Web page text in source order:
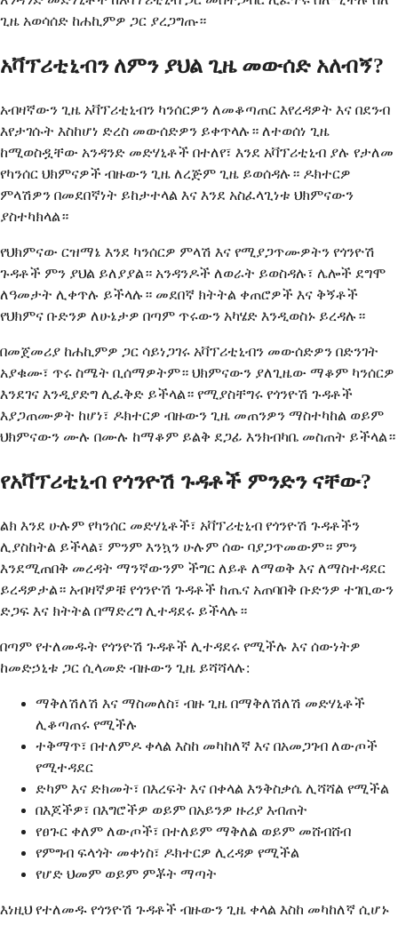
ጊዜ አወሳሰድ ከሐኪምዎ ጋር ያረጋግጡ።
አቫፕሪቲኒብን ለምን ያህል ጊዜ መውሰድ አለብኝ?
አብዛኛውን ጊዜ አቫፕሪቲኒብን ካንሰርዎን ለመቆጣጠር እየረዳዎት እና በደንብ
እየታገሱት እስከሆነ ድረስ መውሰድዎን ይቀጥላሉ። ለተወሰነ ጊዜ
ከሚወስዷቸው አንዳንድ መድሃኒቶች በተለየ፣ እንደ አቫፕሪቲኒብ ያሉ የታለመ
የካንሰር ህክምናዎች ብዙውን ጊዜ ለረጅም ጊዜ ይወሰዳሉ። ዶክተርዎ
ምላሽዎን በመደበኛነት ይከታተላል እና እንደ አስፈላጊነቱ ህክምናውን
ያስተካክላል።
የህክምናው ርዝማኔ እንደ ካንሰርዎ ምላሽ እና የሚያጋጥሙዎትን የጎንዮሽ
ጉዳቶች ምን ያህል ይለያያል። አንዳንዶች ለወራት ይወስዳሉ፣ ሌሎች ደግሞ
ለዓመታት ሊቀጥሉ ይችላሉ። መደበኛ ክትትል ቀጠሮዎች እና ቅኝቶች
የህክምና ቡድንዎ ለሁኔታዎ በጣም ጥሩውን አካሄድ እንዲወስኑ ይረዳሉ።
በመጀመሪያ ከሐኪምዎ ጋር ሳይነጋገሩ አቫፕሪቲኒብን መውሰድዎን በድንገት
አያቁሙ፣ ጥሩ ስሜት ቢሰማዎትም። ህክምናውን ያለጊዜው ማቆም ካንሰርዎ
እንደገና እንዲያድግ ሊፈቅድ ይችላል። የሚያስቸግሩ የጎንዮሽ ጉዳቶች
እያጋጠሙዎት ከሆነ፣ ዶክተርዎ ብዙውን ጊዜ መጠንዎን ማስተካከል ወይም
ህክምናውን ሙሉ በሙሉ ከማቆም ይልቅ ደጋፊ እንክብካቤ መስጠት ይችላል።
የአቫፕሪቲኒብ የጎንዮሽ ጉዳቶች ምንድን ናቸው?
ልክ እንደ ሁሉም የካንሰር መድሃኒቶች፣ አቫፕሪቲኒብ የጎንዮሽ ጉዳቶችን
ሊያስከትል ይችላል፣ ምንም እንኳን ሁሉም ሰው ባያጋጥመውም። ምን
እንደሚጠበቅ መረዳት ማንኛውንም ችግር ለይቶ ለማወቅ እና ለማስተዳደር
ይረዳዎታል። አብዛኛዎቹ የጎንዮሽ ጉዳቶች ከጤና አጠባበቅ ቡድንዎ ተገቢውን
ድጋፍ እና ክትትል በማድረግ ሊተዳደሩ ይችላሉ።
በጣም የተለመዱት የጎንዮሽ ጉዳቶች ሊተዳደሩ የሚችሉ እና ሰውነትዎ
ከመድኃኒቱ ጋር ሲላመድ ብዙውን ጊዜ ይሻሻላሉ:
ማቅለሽለሽ እና ማስመለስ፣ ብዙ ጊዜ በማቅለሽለሽ መድሃኒቶች
ሊቆጣጠሩ የሚችሉ
ተቅማጥ፣ በተለምዶ ቀላል እስከ መካከለኛ እና በአመጋገብ ለውጦች
የሚተዳደር
ድካም እና ድክመት፣ በእረፍት እና በቀላል እንቅስቃሴ ሊሻሻል የሚችል
በእጆችዎ፣ በእግሮችዎ ወይም በአይንዎ ዙሪያ እብጠት
የፀጉር ቀለም ለውጦች፣ በተለይም ማቅለል ወይም መሸብሸብ
የምግብ ፍላጎት መቀነስ፣ ዶክተርዎ ሊረዳዎ የሚችል
የሆድ ህመም ወይም ምቾት ማጣት
እነዚህ የተለመዱ የጎንዮሽ ጉዳቶች ብዙውን ጊዜ ቀላል እስከ መካከለኛ ሲሆኑ